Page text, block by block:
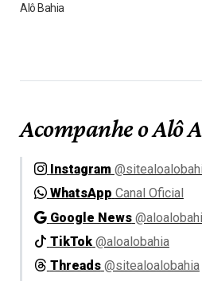
Alô Bahia
Acompanhe o Alô
Instagram
WhatsApp Canal Oficial
Google News
TikTok @aloalobahia
Threads @sitealoalobahia